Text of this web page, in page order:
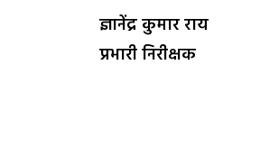
ज्ञानेंद्र कुमार राय
प्रभारी निरीक्षक